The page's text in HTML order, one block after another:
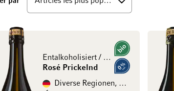
Entalkoholisiert / désalcoolisé
Rosé Prickelnd
Bio
0% vol.
Diverse Regionen, Allemagne